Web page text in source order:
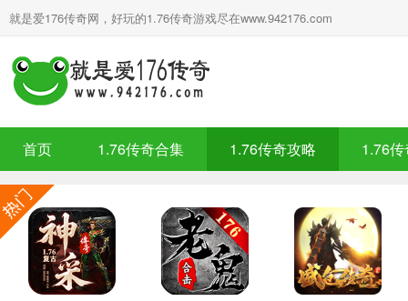
就是爱176传奇网，好玩的1.76传奇游戏尽在www.942176.com
首页 1.76传奇合集 1.76传奇攻略 1.76